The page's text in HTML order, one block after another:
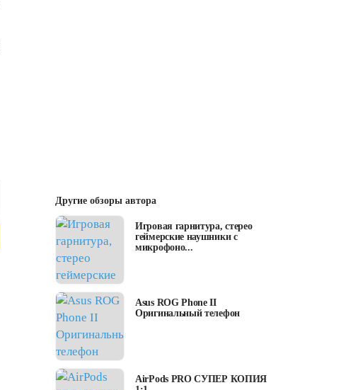
Другие обзоры автора
Игровая гарнитура, стерео
геймерские наушники с
микрофоно...
Asus ROG Phone II
Оригинальный телефон
AirPods PRO СУПЕР КОПИЯ